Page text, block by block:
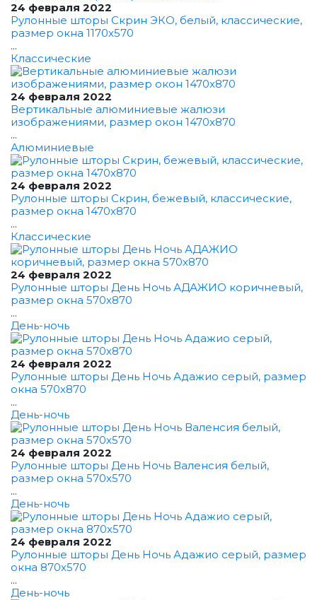
24 февраля 2022
Рулонные шторы Скрин ЭКО, белый, классические,
размер окна 1170x570
...
Классические
24 февраля 2022
Вертикальные алюминиевые жалюзи
изображениями, размер окон 1470x870
...
Алюминиевые
24 февраля 2022
Рулонные шторы Скрин, бежевый, классические,
размер окна 1470x870
...
Классические
24 февраля 2022
Рулонные шторы День Ночь АДАЖИО коричневый,
размер окна 570x870
...
День-ночь
24 февраля 2022
Рулонные шторы День Ночь Адажио серый, размер
окна 570x870
...
День-ночь
24 февраля 2022
Рулонные шторы День Ночь Валенсия белый,
размер окна 570x570
...
День-ночь
24 февраля 2022
Рулонные шторы День Ночь Адажио серый, размер
окна 870x570
...
День-ночь